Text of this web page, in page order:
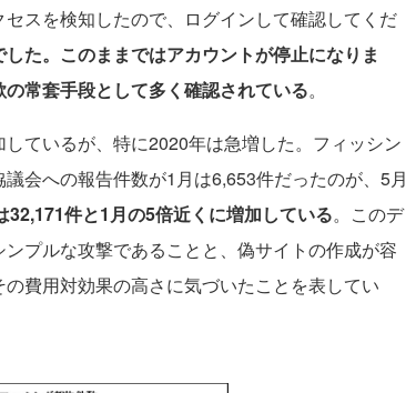
スを検知したので、ログインして確認してくだ
した。このままではアカウントが停止になりま
常套手段として多く確認されている。
ているが、特に2020年は急増した。フィッシン
会への報告件数が1月は6,653件だったのが、5月
32,171件と1月の5倍近くに増加している。このデ
プルな攻撃であることと、偽サイトの作成が容
費用対効果の高さに気づいたことを表してい